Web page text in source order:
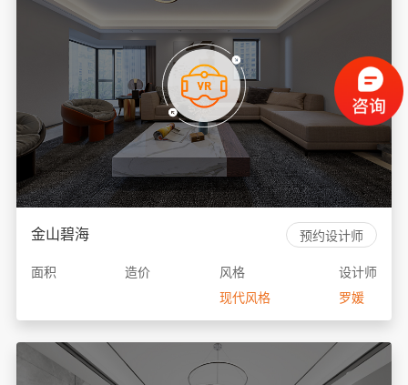
金山碧海 预约设计师
面积 造价
风格
现代风格
设计师
罗媛